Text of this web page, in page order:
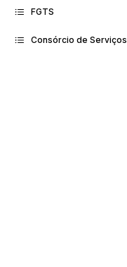
FGTS
Consórcio de Serviços